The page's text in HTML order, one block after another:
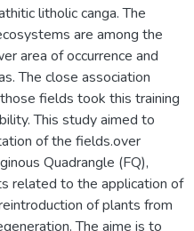
litholic canga. The
are among the
area of occurrence and
The close association
fields took this training
This study aimed to
of the fields.over
Quadrangle (FQ),
related to the application of
of plants from
The aime is to